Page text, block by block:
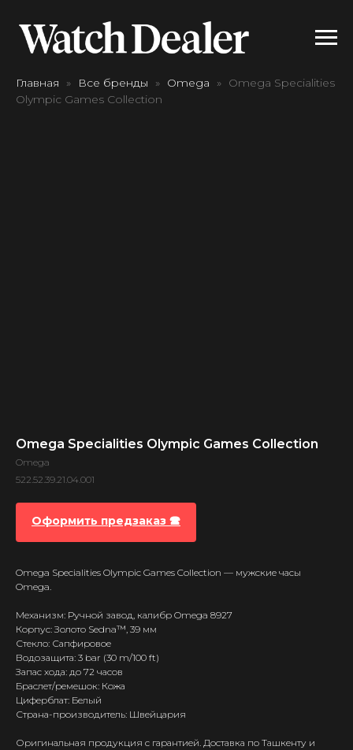
Главная Все бренды Omega
Omega Specialities
Olympic Games Collection
Omega Specialities Olympic Games Collection
Omega
522.52.39.21.04.001
Оформить предзаказ 🕿
Omega Specialities Olympic Games Collection — мужские часы
Omega.
Механизм: Ручной завод, калибр Omega 8927
Корпус: Золото Sedna™, 39 мм
Стекло: Сапфировое
Водозащита: 3 bar (30 m/100 ft)
Запас хода: до 72 часов
Браслет/ремешок: Кожа
Циферблат: Белый
Страна-производитель: Швейцария
Оригинальная продукция с гарантией. Доставка по Ташкенту и